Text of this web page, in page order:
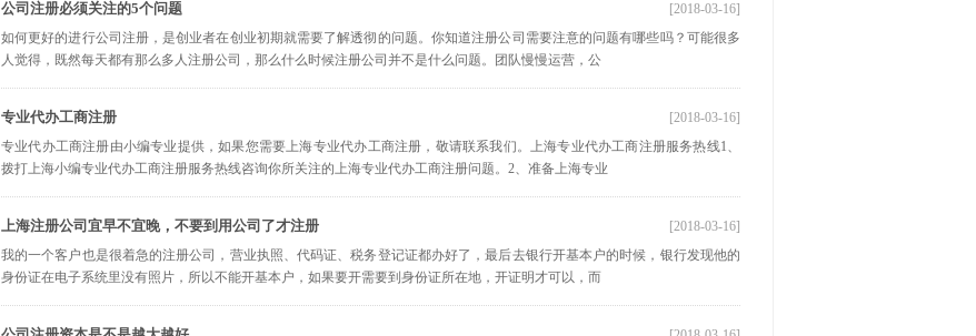
公司注册必须关注的5个问题
[2018-03-16]
如何更好的进行公司注册，是创业者在创业初期就需要了解透彻的问题。你知道注册公司需要注意的问题有哪些吗？可能很多
人觉得，既然每天都有那么多人注册公司，那么什么时候注册公司并不是什么问题。团队慢慢运营，公
专业代办工商注册
[2018-03-16]
专业代办工商注册由小编专业提供，如果您需要上海专业代办工商注册，敬请联系我们。上海专业代办工商注册服务热线1、
拨打上海小编专业代办工商注册服务热线咨询你所关注的上海专业代办工商注册问题。2、准备上海专业
上海注册公司宜早不宜晚，不要到用公司了才注册
[2018-03-16]
我的一个客户也是很着急的注册公司，营业执照、代码证、税务登记证都办好了，最后去银行开基本户的时候，银行发现他的
身份证在电子系统里没有照片，所以不能开基本户，如果要开需要到身份证所在地，开证明才可以，而